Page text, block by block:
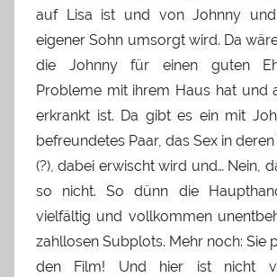
auf Lisa ist und von Johnny
eigener Sohn umsorgt wird. Da
die Johnny für einen guten
Probleme mit ihrem Haus hat und
erkrankt ist. Da gibt es ein mit
befreundetes Paar, das Sex in
(?), dabei erwischt wird und… Nein,
so nicht. So dünn die
vielfältig und vollkommen
zahllosen Subplots. Mehr noch: Sie
den Film! Und hier ist nicht